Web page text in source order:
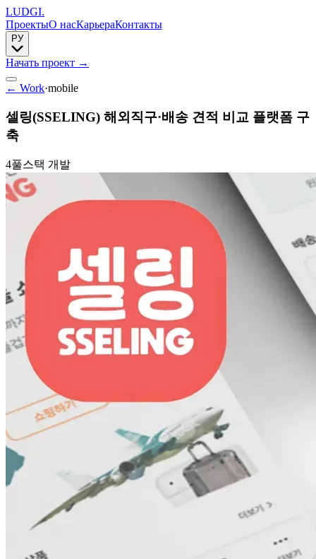
LUDGI.
ПроектыО насКарьераКонтакты
РУ
Начать проект →
← Work·mobile
셀링(SSELING) 해외직구·배송 견적 비교 플랫폼 구
축
4풀스택 개발